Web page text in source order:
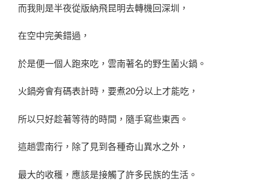
而我則是半夜從版納飛昆明去轉機回深圳，
在空中完美錯過，
於是便一個人跑來吃，雲南著名的野生菌火鍋。
火鍋旁會有碼表計時，要煮20分以上才能吃，
所以只好趁著等待的時間，隨手寫些東西。
這趟雲南行，除了見到各種奇山異水之外，
最大的收穫，應該是接觸了許多民族的生活。